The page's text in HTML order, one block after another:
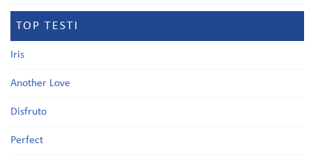
TOP TESTI
Iris
Another Love
Disfruto
Perfect